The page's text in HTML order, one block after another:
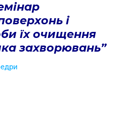
і
їх очищення
захворювань”